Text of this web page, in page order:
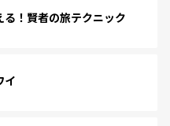
！賢者の旅テクニック
イ